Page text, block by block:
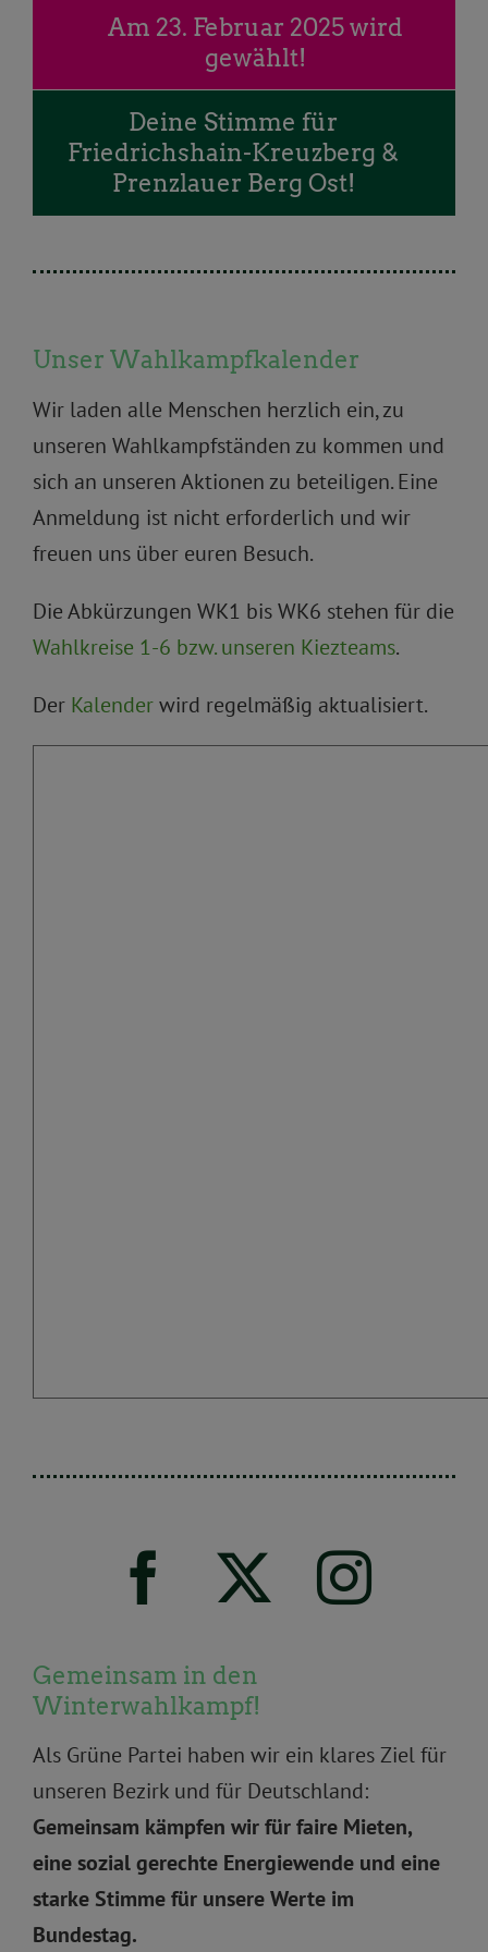
Am 23. Februar 2025 wird
gewählt!
Deine Stimme für
Friedrichshain-Kreuzberg &
Prenzlauer Berg Ost!
Unser Wahlkampfkalender
Wir laden alle Menschen herzlich ein, zu
unseren Wahlkampfständen zu kommen und
sich an unseren Aktionen zu beteiligen. Eine
Anmeldung ist nicht erforderlich und wir
freuen uns über euren Besuch.
Die Abkürzungen WK1 bis WK6 stehen für die
Wahlkreise 1-6 bzw. unseren Kiezteams.
Der Kalenderwird regelmäßig aktualisiert.
Gemeinsam in den
Winterwahlkampf!
Als Grüne Partei haben wir ein klares Ziel für
unseren Bezirk und für Deutschland:
Gemeinsam kämpfen wir für faire Mieten,
eine sozial gerechte Energiewende und eine
starke Stimme für unsere Werte im
Bundestag.